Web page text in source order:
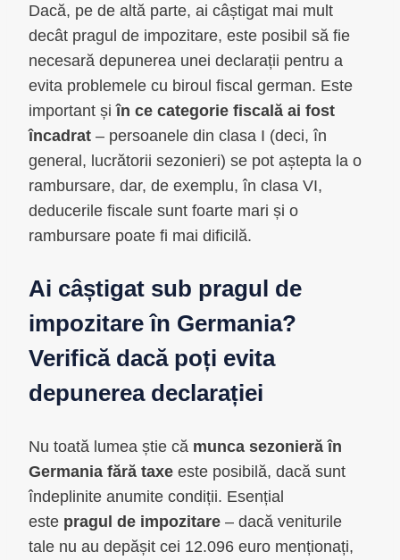
Dacă, pe de altă parte, ai câștigat mai mult
decât pragul de impozitare, este posibil să fie
necesară depunerea unei declarații pentru a
evita problemele cu biroul fiscal german. Este
important șiîn ce categorie fiscală ai fost
încadrat – persoanele din clasa I (deci, în
general, lucrătorii sezonieri) se pot aștepta la o
rambursare, dar, de exemplu, în clasa VI,
deducerile fiscale sunt foarte mari și o
rambursare poate fi mai dificilă.
Ai câștigat sub pragul de
impozitare în Germania?
Verifică dacă poți evita
depunerea declarației
Nu toată lumea știe că munca sezonieră în
Germania fără taxe este posibilă, dacă sunt
îndeplinite anumite condiții. Esențial
este pragul de impozitare – dacă veniturile
tale nu au depășit cei 12.096 euro menționați,